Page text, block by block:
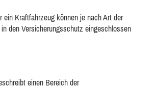
Kraftfahrzeug können je nach Art der
den Versicherungsschutz eingeschlossen
einen Bereich der